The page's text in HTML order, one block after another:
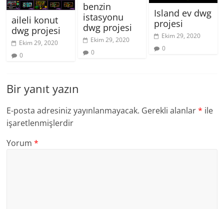
aileli konut
dwg projesi
Ekim 29, 2020
0
benzin
istasyonu
dwg projesi
Ekim 29, 2020
0
Island ev dwg
projesi
Ekim 29, 2020
0
Bir yanıt yazın
E-posta adresiniz yayınlanmayacak. Gerekli alanlar* ile
işaretlenmişlerdir
Yorum*